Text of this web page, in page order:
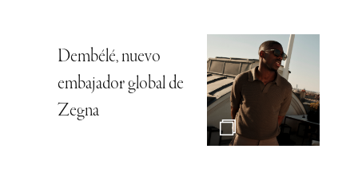
Dembélé, nuevo
embajador global de
Zegna